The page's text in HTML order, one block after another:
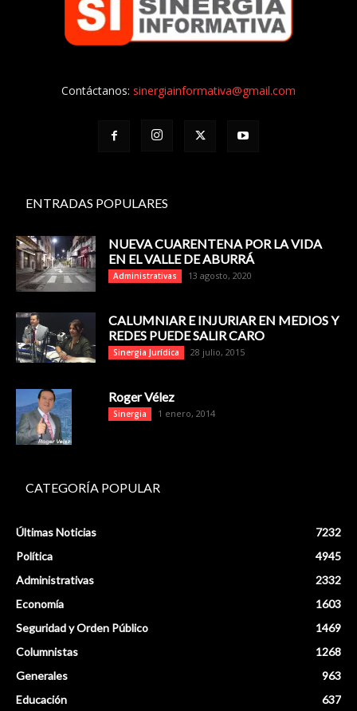
Contáctanos: sinergiainformativa@gmail.com
ENTRADAS POPULARES
NUEVA CUARENTENA POR LA VIDA
EN EL VALLE DE ABURRÁ
Administrativas 13 agosto, 2020
CALUMNIAR E INJURIAR EN MEDIOS Y
REDES PUEDE SALIR CARO
Sinergia Jurídica 28 julio, 2015
Roger Vélez
Sinergia 1 enero, 2014
CATEGORÍA POPULAR
Últimas Noticias
7232
Política
4945
Administrativas
2332
Economía
1603
Seguridad y Orden Público
1469
Columnistas
1268
Generales
963
Educación
637